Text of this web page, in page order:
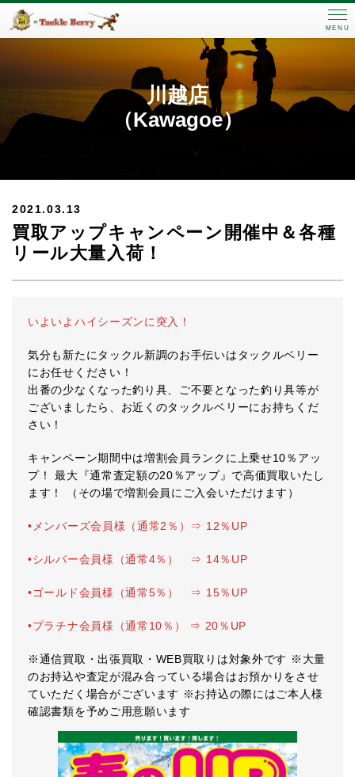
MENU
川越店
（Kawagoe）
2021.03.13
買取アップキャンペーン開催中＆各種
リール大量入荷！
いよいよハイシーズンに突入！
気分も新たにタックル新調のお手伝いはタックルベリー
にお任せください！
出番の少なくなった釣り具、ご不要となった釣り具等が
ございましたら、お近くのタックルベリーにお持ちくだ
さい！
キャンペーン期間中は増割会員ランクに上乗せ10％アッ
プ！ 最大『通常査定額の20％アップ』で高価買取いたし
ます！ （その場で増割会員にご入会いただけます）
•メンバーズ会員様（通常2％）⇒ 12％UP
•シルバー会員様（通常4％） ⇒ 14％UP
•ゴールド会員様（通常5％） ⇒ 15％UP
•プラチナ会員様（通常10％） ⇒ 20％UP
※通信買取・出張買取・WEB買取りは対象外です ※大量
のお持込や査定が混み合っている場合はお預かりをさせ
ていただく場合がございます ※お持込の際にはご本人様
確認書類を予めご用意願います